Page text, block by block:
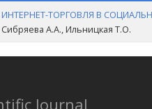
ИНТЕРНЕТ-ТОРГОВЛЯ В
Сибряева А.А., Ильницкая Т.О.
Journal